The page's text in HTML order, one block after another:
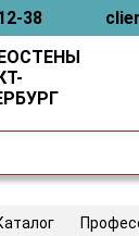
38